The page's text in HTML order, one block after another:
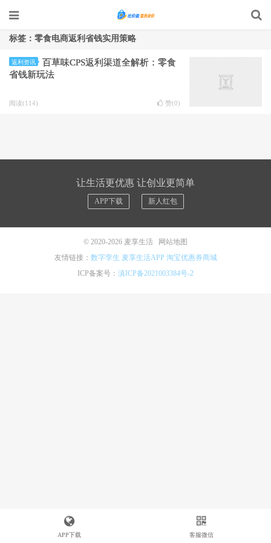
标签：零食电商返利省钱实用策略
返利资讯
百草味CPS返利渠道全解析：零食
省钱新玩法
阅读(114) 赞(0)
让生活更优惠 让创业更简单
APP下载 新人红包
© 2020-2026 麦享生活
网站地图
友情链接： 数字孪生 麦享生活APP 淘宝优惠券商城
ICP备案号： 滇ICP备2021003384号-2
APP下载 客服微信